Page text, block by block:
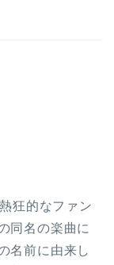
狂的なファン
同名の楽曲に
名前に由来し